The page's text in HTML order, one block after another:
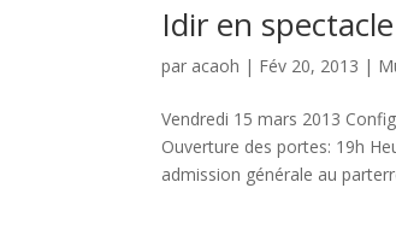
Idir en
par acaoh | Fév 20, 2013 |
Vendredi 15 mars 2013
Ouverture des portes: 19h
admission générale au